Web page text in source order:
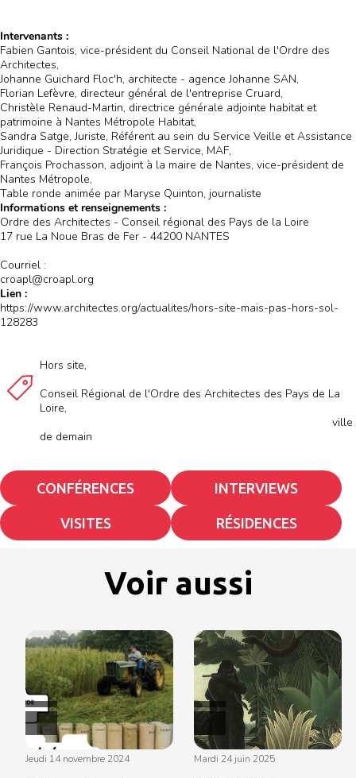
Intervenants :
Fabien Gantois, vice-président du Conseil National de l'Ordre des
Architectes,
Johanne Guichard Floc'h, architecte - agence Johanne SAN,
Florian Lefèvre, directeur général de l'entreprise Cruard,
Christèle Renaud-Martin, directrice générale adjointe habitat et
patrimoine à Nantes Métropole Habitat,
Sandra Satge, Juriste, Référent au sein du Service Veille et Assistance
Juridique - Direction Stratégie et Service, MAF,
François Prochasson, adjoint à la maire de Nantes, vice-président de
Nantes Métropole,
Table ronde animée par Maryse Quinton, journaliste
Informations et renseignements :
Ordre des Architectes - Conseil régional des Pays de la Loire
17 rue La Noue Bras de Fer - 44200 NANTES
Courriel :
croapl@croapl.org
Lien :
https://www.architectes.org/actualites/hors-site-mais-pas-hors-sol-
128283
Hors site
Conseil Régional de l'Ordre des Architectes des Pays de La
Loire
ville
de demain
CONFÉRENCES INTERVIEWS
VISITES RÉSIDENCES
Voir aussi
jeudi 14 novembre 2024 mardi 24 juin 2025